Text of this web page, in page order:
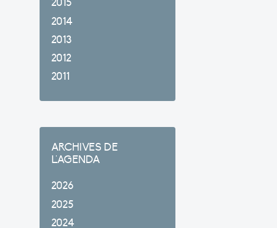
2015
2014
2013
2012
2011
ARCHIVES DE
L'AGENDA
2026
2025
2024